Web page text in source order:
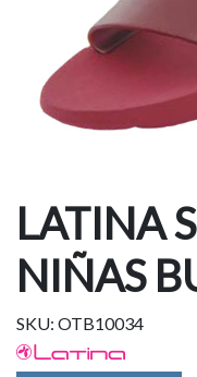
LATINA
NIÑAS
SKU: OTB10034